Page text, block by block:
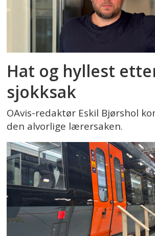
Hat og hyllest
sjokksak
OAvis-redaktør Eskil Bjørshol
den alvorlige lærersaken.